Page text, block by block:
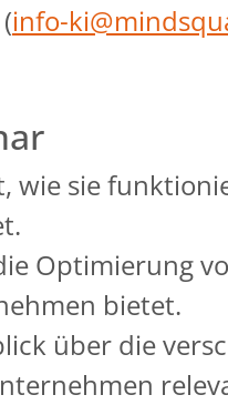
info-
wie sie
Optimierung
bietet.
über die